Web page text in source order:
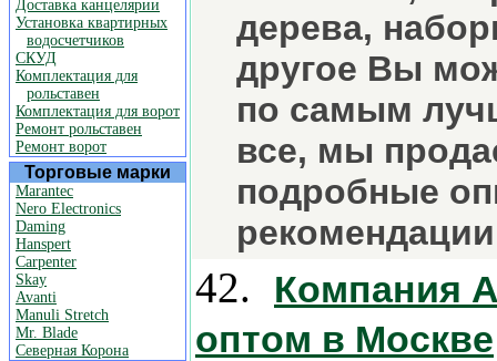
Доставка канцелярии
Установка квартирных
водосчетчиков
СКУД
Комплектация для
рольставен
Комплектация для ворот
Ремонт рольставен
Ремонт ворот
Торговые марки
Marantec
Nero Electronics
Daming
Hanspert
Carpenter
Skay
Avanti
Manuli Stretch
Mr. Blade
Северная Корона
дерева,
другое Вы
по самым
все, мы
подробные
42.
Компания
оптом в Москве